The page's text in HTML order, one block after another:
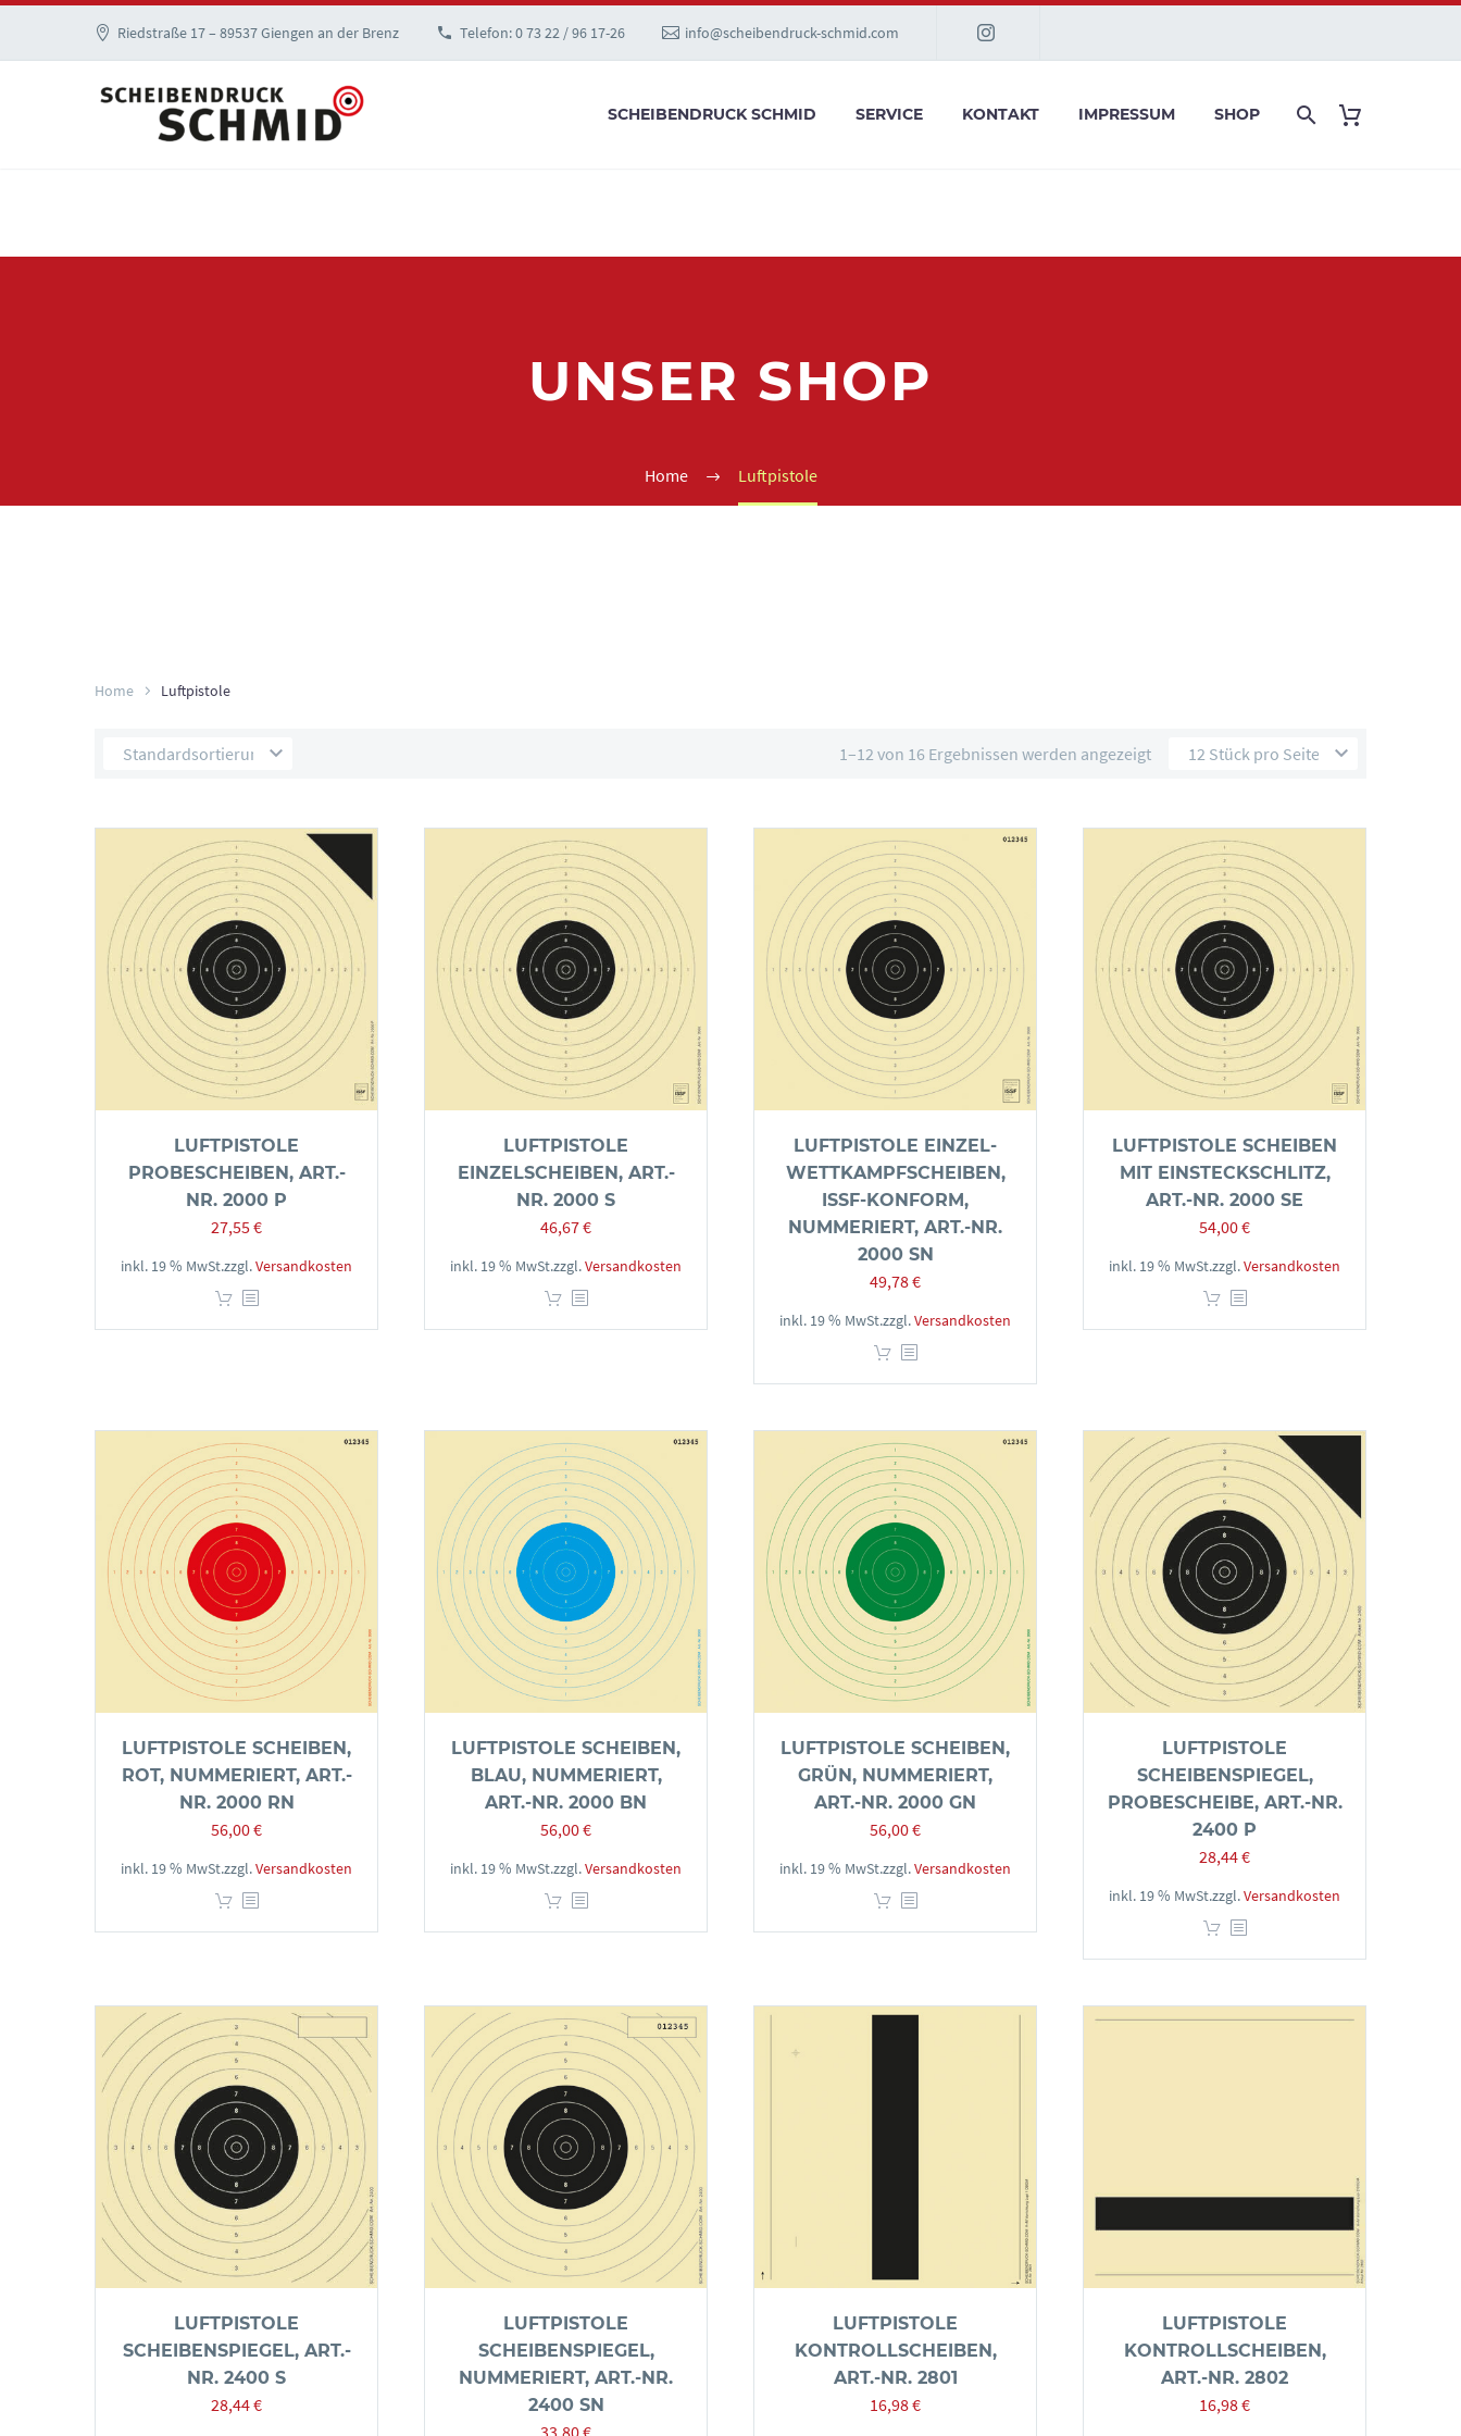
Riedstraße 17 – 89537 Giengen an der Brenz Telefon: 0 73 22 / 96 17-26 info@scheibendruck-schmid.com
SCHEIBENDRUCK SCHMID SERVICE KONTAKT IMPRESSUM SHOP
UNSER SHOP
Home Luftpistole
Home Luftpistole
Standardsortierung 12 Stück pro Seite
1–12 von 16 Ergebnissen werden angezeigt
LUFTPISTOLE
PROBESCHEIBEN, ART.-
NR. 2000 P
27,55€
inkl. 19 % MwSt.zzgl.Versandkosten
LUFTPISTOLE
EINZELSCHEIBEN, ART.-
NR. 2000 S
46,67€
inkl. 19 % MwSt.zzgl.Versandkosten
LUFTPISTOLE EINZEL-
WETTKAMPFSCHEIBEN,
ISSF-KONFORM,
NUMMERIERT, ART.-NR.
2000 SN
49,78€
inkl. 19 % MwSt.zzgl.Versandkosten
LUFTPISTOLE SCHEIBEN
MIT EINSTECKSCHLITZ,
ART.-NR. 2000 SE
54,00€
inkl. 19 % MwSt.zzgl.Versandkosten
LUFTPISTOLE SCHEIBEN,
ROT, NUMMERIERT, ART.-
NR. 2000 RN
56,00€
inkl. 19 % MwSt.zzgl.Versandkosten
LUFTPISTOLE SCHEIBEN,
BLAU, NUMMERIERT,
ART.-NR. 2000 BN
56,00€
inkl. 19 % MwSt.zzgl.Versandkosten
LUFTPISTOLE SCHEIBEN,
GRÜN, NUMMERIERT,
ART.-NR. 2000 GN
56,00€
inkl. 19 % MwSt.zzgl.Versandkosten
LUFTPISTOLE
SCHEIBENSPIEGEL,
PROBESCHEIBE, ART.-NR.
2400 P
28,44€
inkl. 19 % MwSt.zzgl.Versandkosten
LUFTPISTOLE
SCHEIBENSPIEGEL, ART.-
NR. 2400 S
28,44€
LUFTPISTOLE
SCHEIBENSPIEGEL,
NUMMERIERT, ART.-NR.
2400 SN
33,80€
LUFTPISTOLE
KONTROLLSCHEIBEN,
ART.-NR. 2801
16,98€
LUFTPISTOLE
KONTROLLSCHEIBEN,
ART.-NR. 2802
16,98€